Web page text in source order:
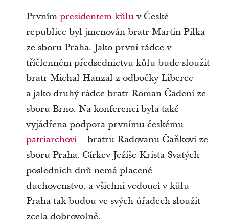
Prvním presidentem kůlu v České
republice byl jmenován bratr Martin Pilka
ze sboru Praha. Jako první rádce v
tříčlenném předsednictvu kůlu bude sloužit
bratr Michal Hanzal z odbočky Liberec
a jako druhý rádce bratr Roman Čadeni ze
sboru Brno. Na konferenci byla také
vyjádřena podpora prvnímu českému
patriarchovi– bratru Radovanu Čaňkovi ze
sboru Praha. Církev Ježíše Krista Svatých
posledních dnů nemá placené
duchovenstvo, a všichni vedoucí v kůlu
Praha tak budou ve svých úřadech sloužit
zcela dobrovolně.